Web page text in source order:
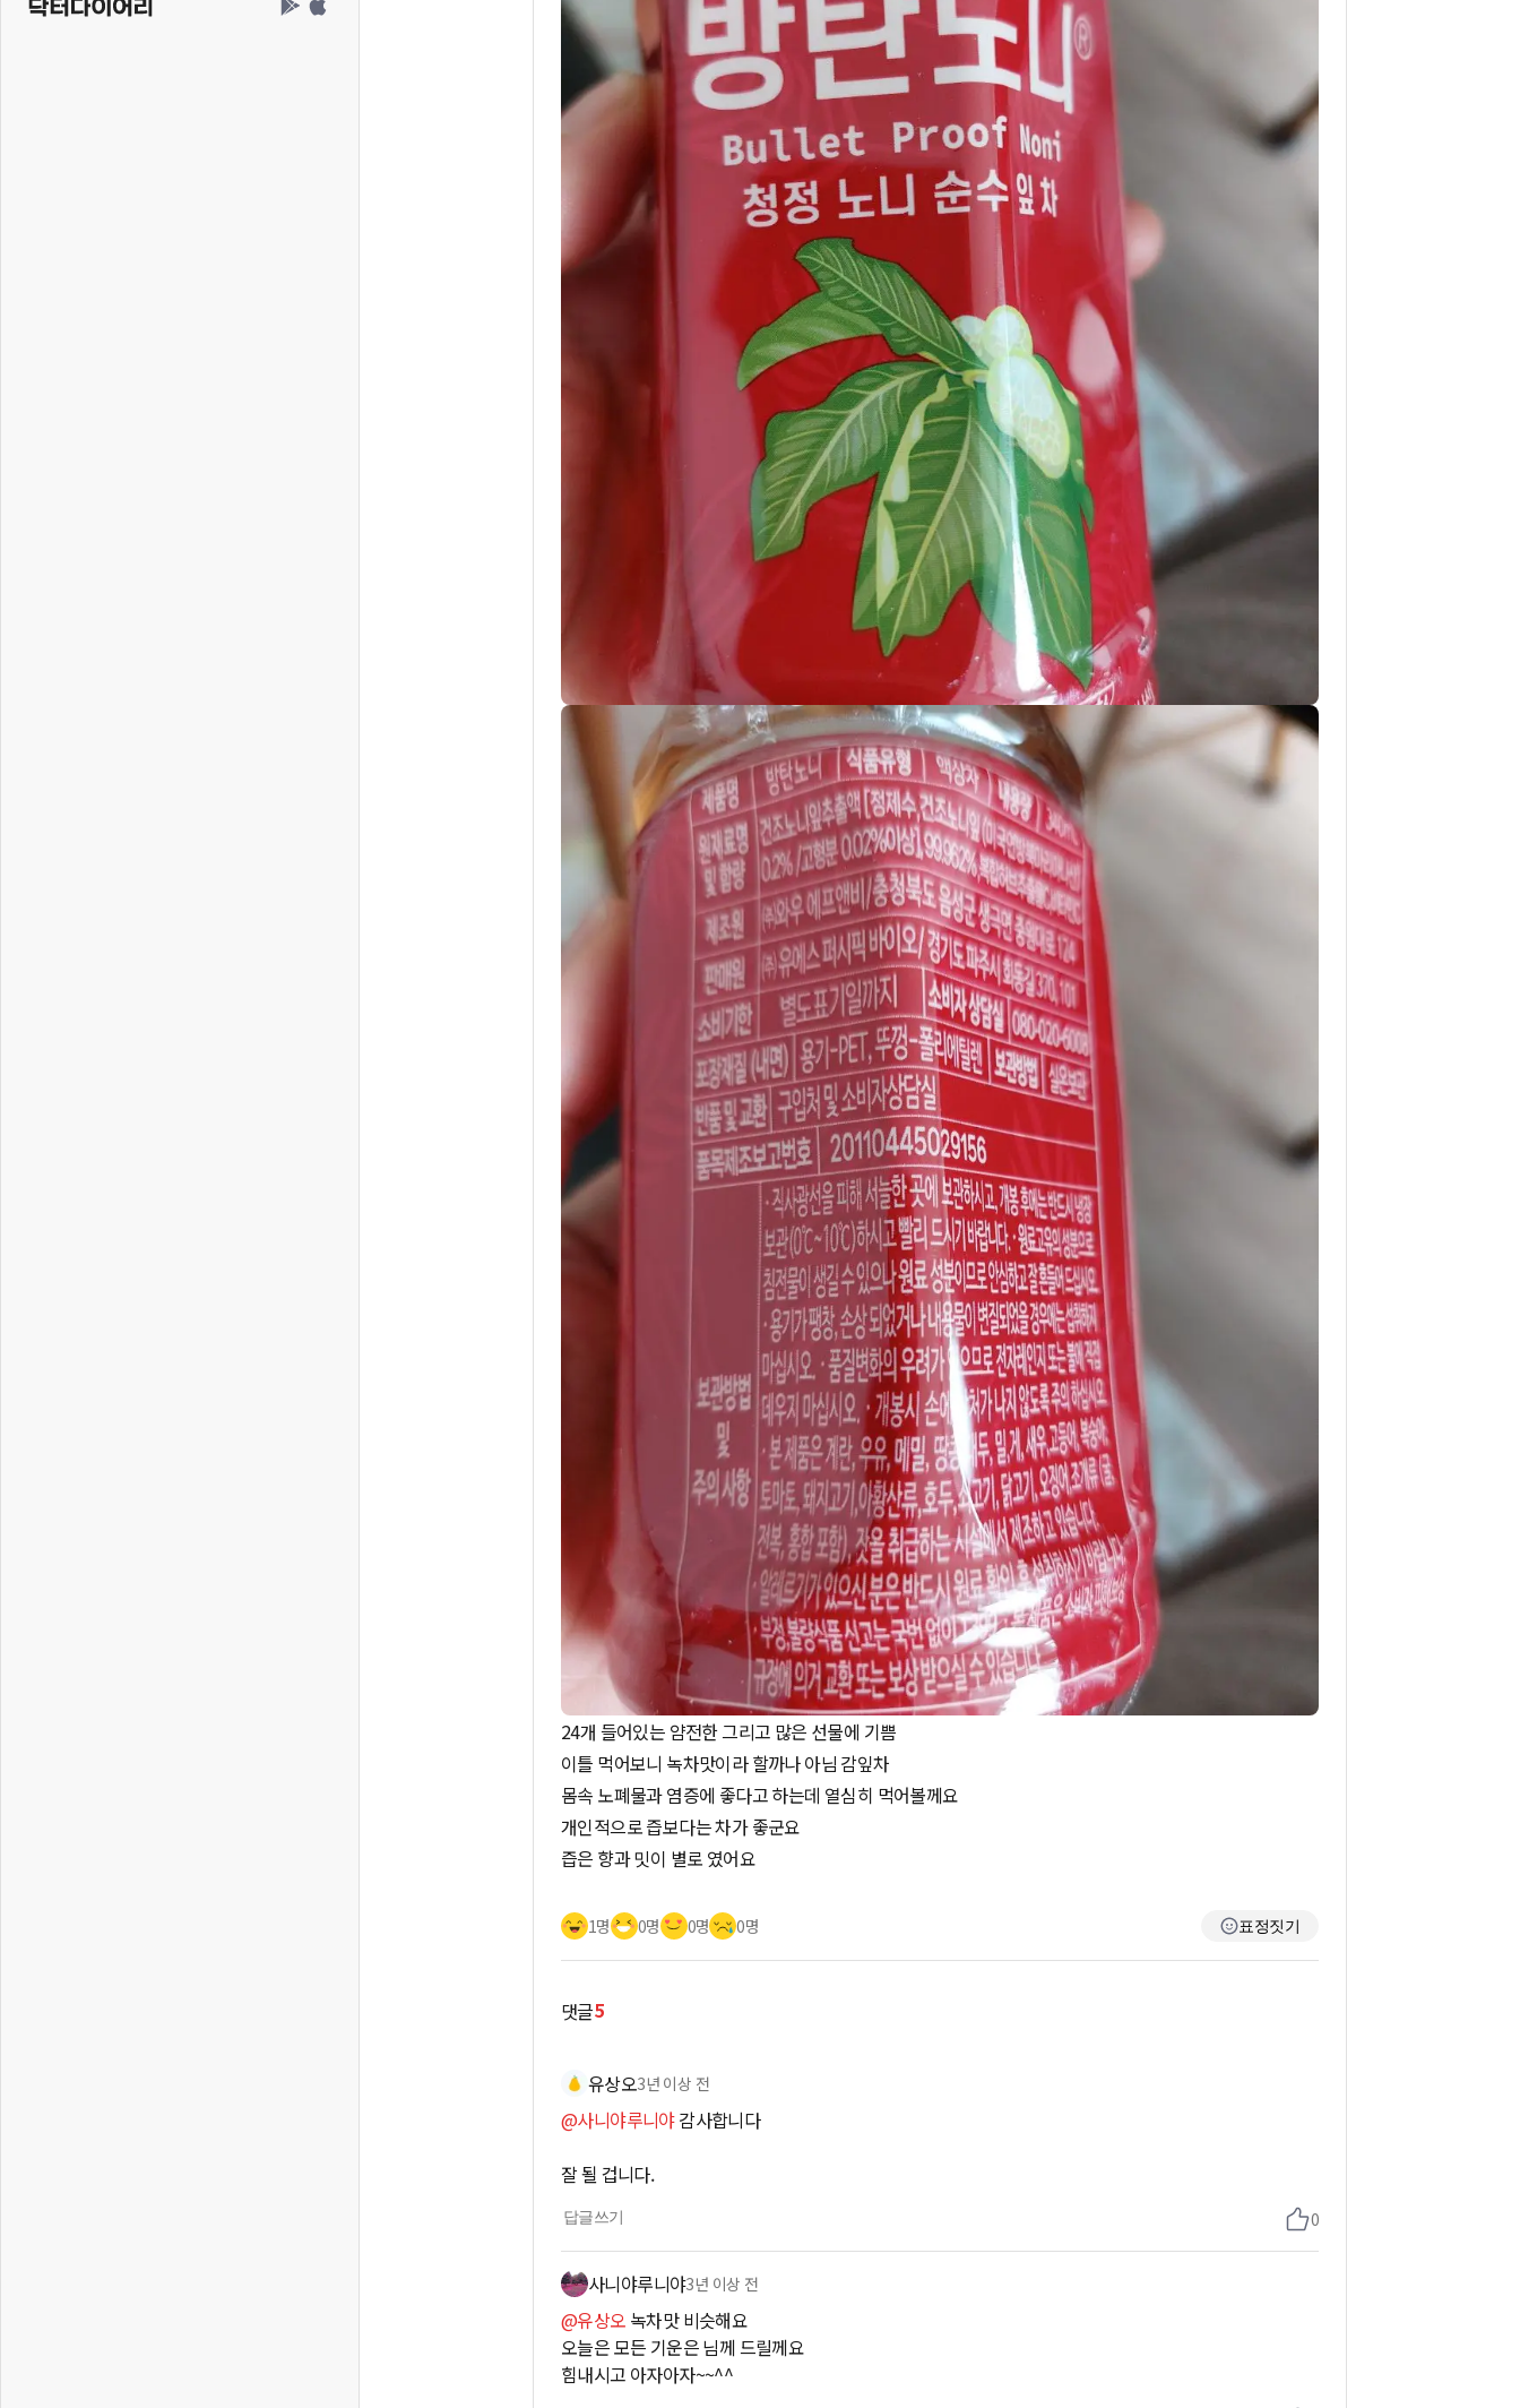
24개 들어있는 얌전한 그리고 많은 선물에 기쁨
이틀 먹어보니 녹차맛이라 할까나 아님 감잎차
몸속 노폐물과 염증에 좋다고 하는데 열심히 먹어볼께요
개인적으로 즙보다는 차가 좋군요
즙은 향과 밋이 별로 였어요
1명 0명 0명 0명 표정짓기
댓글5
유상오3년 이상 전
@사니야루니야감사합니다
잘 될 겁니다.
답글쓰기 0
사니야루니야3년 이상 전
@유상오 녹차맛 비슷해요
오늘은 모든 기운은 님께 드릴께요
힘내시고 아자아자~~^^